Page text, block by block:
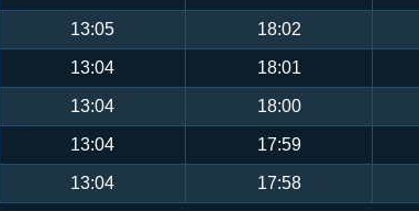
13:05 18:02
13:04 18:01
13:04 18:00
13:04 17:59
13:04 17:58